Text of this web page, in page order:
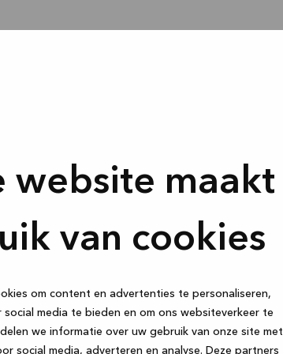
website maakt
van cookies
om content en advertenties te personaliseren,
media te bieden en om ons websiteverkeer te
we informatie over uw gebruik van onze site met
social media, adverteren en analyse. Deze partners